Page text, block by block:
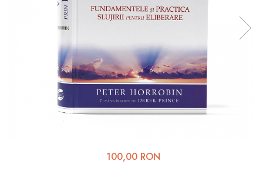
Viața de Familie
Prietenie, Logodnă și
Cărți de Colorat
Adolescenți și Tineri100,00 RON